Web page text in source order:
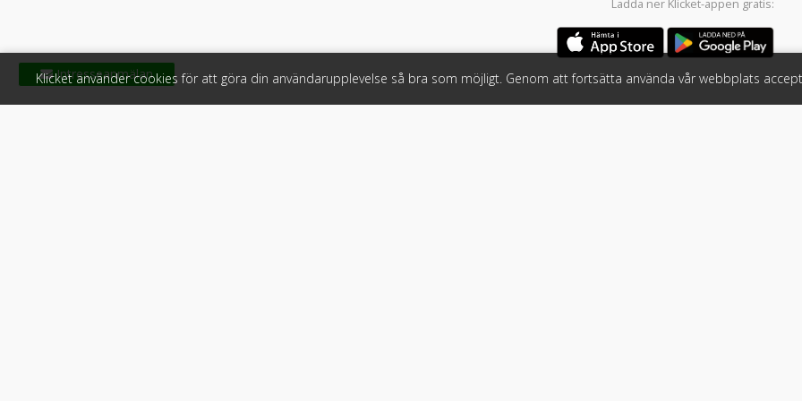
Ladda ner Klicket-appen gratis:
Klicket använder cookies för att göra din användarupplevelse så bra som möjligt. Genom att fortsätta använda vår webbplats